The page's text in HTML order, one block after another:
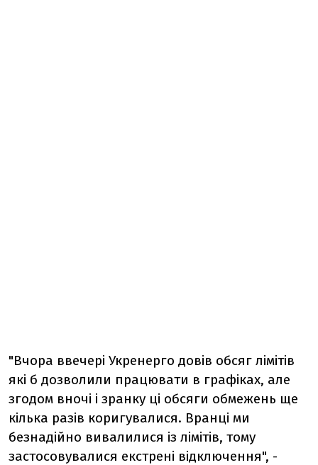
"Вчора ввечері Укренерго довів обсяг лімітів
які б дозволили працювати в графіках, але
згодом вночі і зранку ці обсяги обмежень ще
кілька разів коригувалися. Вранці ми
безнадійно вивалилися із лімітів, тому
застосовувалися екстрені відключення", -